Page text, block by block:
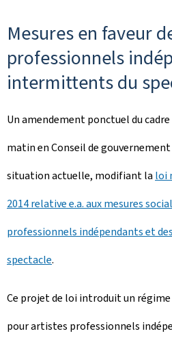
Mesures en faveur
professionnels
intermittents du
Un amendement ponctuel du
matin en Conseil de
situation actuelle, modifiant la loi
2014 relative e.a. aux mesures
professionnels indépendants et
spectacle.
Ce projet de loi introduit un régime
pour artistes professionnels